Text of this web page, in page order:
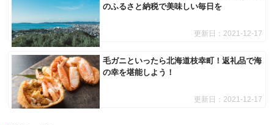
のふるさと納税で美味しい毎日を
更新日： 2021-12-17
毛ガニといったら北海道枝幸町！返礼品で海
の幸を堪能しよう！
更新日： 2021-12-17